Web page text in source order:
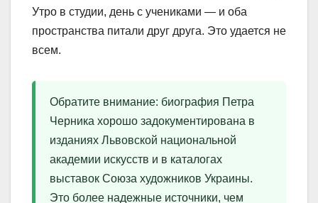
Утро в студии, день с учениками — и оба
пространства питали друг друга. Это удается не
всем.
Обратите внимание: биография Петра
Черника хорошо задокументирована в
изданиях Львовской национальной
академии искусств и в каталогах
выставок Союза художников Украины.
Это более надежные источники, чем